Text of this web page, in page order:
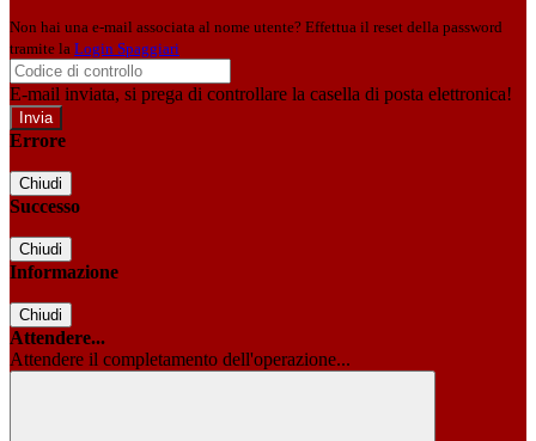
Non hai una e-mail associata al nome utente? Effettua il reset della password
tramite la Login Spaggiari
E-mail inviata, si prega di controllare la casella di posta elettronica!
Errore
Chiudi
Successo
Chiudi
Informazione
Chiudi
Attendere...
Attendere il completamento dell'operazione...